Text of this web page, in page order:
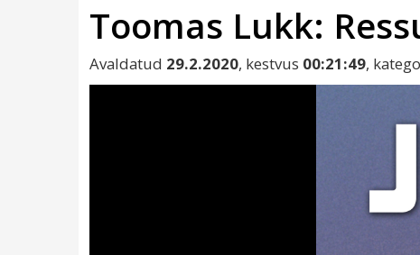
Toomas Lukk:
Avaldatud 29.2.2020, kestvus 00:21:49,